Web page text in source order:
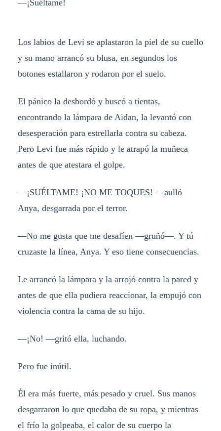
—¡Suéltame!
Los labios de Levi se aplastaron la piel de su cuello
y su mano arrancó su blusa, en segundos los
botones estallaron y rodaron por el suelo.
El pánico la desbordó y buscó a tientas,
encontrando la lámpara de Aidan, la levantó con
desesperación para estrellarla contra su cabeza.
Pero Levi fue más rápido y le atrapó la muñeca
antes de que atestara el golpe.
—¡SUÉLTAME! ¡NO ME TOQUES! —aulló
Anya, desgarrada por el terror.
—No me gusta que me desafíen —gruñó—. Y tú
cruzaste la línea, Anya. Y eso tiene consecuencias.
Le arrancó la lámpara y la arrojó contra la pared y
antes de que ella pudiera reaccionar, la empujó con
violencia contra la cama de su hijo.
—¡No! —gritó ella, luchando.
Pero fue inútil.
Él era más fuerte, más pesado y cruel. Sus manos
desgarraron lo que quedaba de su ropa, y mientras
el frío la golpeaba, el calor de su cuerpo la